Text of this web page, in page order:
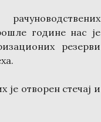
године нас је
резерви
је отворен стечај и